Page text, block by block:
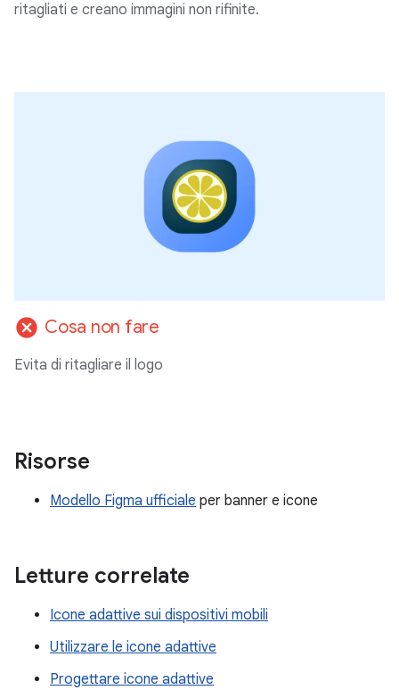
ritagliati e creano immagini non rifinite.
cancel Cosa non fare
Evita di ritagliare il logo
Risorse
Modello Figma ufficiale per banner e icone
Letture correlate
Icone adattive sui dispositivi mobili
Utilizzare le icone adattive
Progettare icone adattive